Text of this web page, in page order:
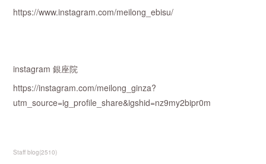
https://www.instagram.com/meilong_ebisu/
instagram 銀座院
https://instagram.com/meilong_ginza?
utm_source=ig_profile_share&igshid=nz9my2bipr0m
Staff blog(2510)